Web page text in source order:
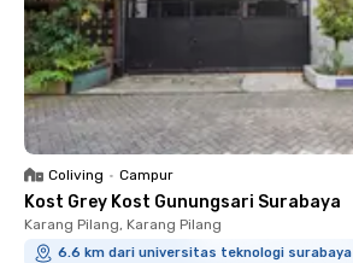
Coliving • Campur
Kost Grey Kost Gunungsari Surabaya
Karang Pilang, Karang Pilang
6.6 km dari universitas teknologi surabaya